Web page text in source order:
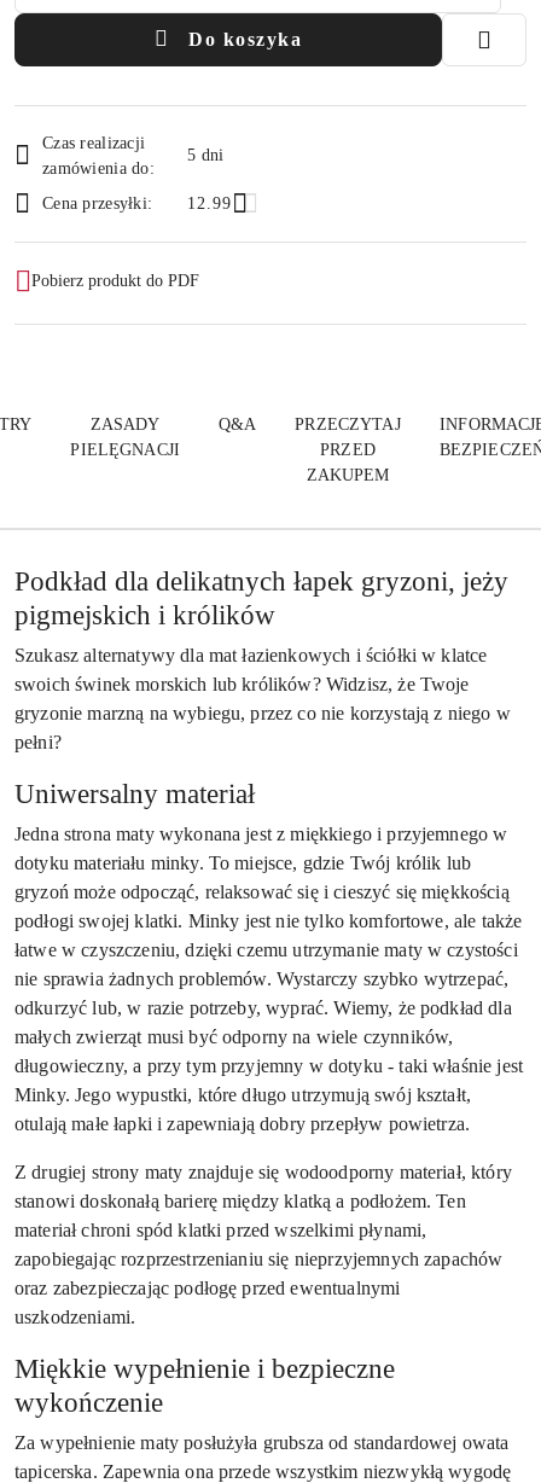
Do koszyka
i
dostawa
Czas realizacji
zamówienia do:
5 dni
Cena przesyłki: 12.99
Pobierz produkt do PDF
ZASADY
PIELĘGNACJI
Q&A
PRZECZYTAJ
PRZED
ZAKUPEM
Podkład dla delikatnych łapek gryzoni, jeży
pigmejskich i królików
Szukasz alternatywy dla mat łazienkowych i ściółki w klatce
swoich świnek morskich lub królików? Widzisz, że Twoje
gryzonie marzną na wybiegu, przez co nie korzystają z niego w
pełni?
Uniwersalny materiał
Jedna strona maty wykonana jest z miękkiego i przyjemnego w
dotyku materiału minky. To miejsce, gdzie Twój królik lub
gryzoń może odpocząć, relaksować się i cieszyć się miękkością
podłogi swojej klatki. Minky jest nie tylko komfortowe, ale także
łatwe w czyszczeniu, dzięki czemu utrzymanie maty w czystości
nie sprawia żadnych problemów. Wystarczy szybko wytrzepać,
odkurzyć lub, w razie potrzeby, wyprać. Wiemy, że podkład dla
małych zwierząt musi być odporny na wiele czynników,
długowieczny, a przy tym przyjemny w dotyku - taki właśnie jest
Minky. Jego wypustki, które długo utrzymują swój kształt,
otulają małe łapki i zapewniają dobry przepływ powietrza.
Z drugiej strony maty znajduje się wodoodporny materiał, który
stanowi doskonałą barierę między klatką a podłożem. Ten
materiał chroni spód klatki przed wszelkimi płynami,
zapobiegając rozprzestrzenianiu się nieprzyjemnych zapachów
oraz zabezpieczając podłogę przed ewentualnymi
uszkodzeniami.
Miękkie wypełnienie i bezpieczne
wykończenie
Za wypełnienie maty posłużyła grubsza od standardowej owata
tapicerska. Zapewnia ona przede wszystkim niezwykłą wygodę